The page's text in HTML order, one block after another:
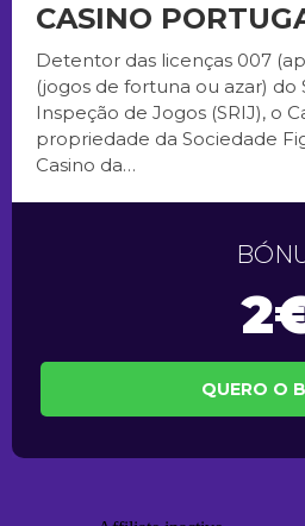
CASINO
Detentor das licenças 007
(jogos de fortuna ou azar) do
Inspeção de Jogos (SRIJ), o
propriedade da Sociedade
Casino da…
QUERO O